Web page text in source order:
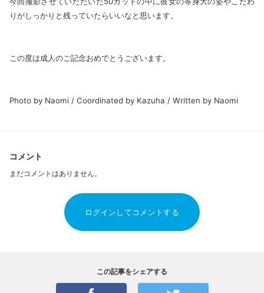
りがしっかりと残っていたらいいなと思います。
この度は成人のご記念おめでとうございます。
Photo by Naomi / Coordinated by Kazuha / Written by Naomi
コメント
まだコメントはありません。
ログインしてコメントする
この記事をシェアする